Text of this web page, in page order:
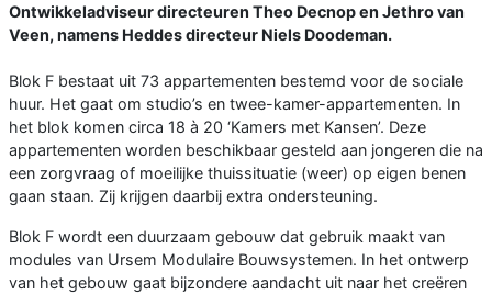
Ontwikkeladviseur directeuren Theo Decnop en Jethro van
Veen, namens Heddes directeur Niels Doodeman.
Blok F bestaat uit 73 appartementen bestemd voor de sociale
huur. Het gaat om studio’s en twee-kamer-appartementen. In
het blok komen circa 18 à 20 ‘Kamers met Kansen’. Deze
appartementen worden beschikbaar gesteld aan jongeren die na
een zorgvraag of moeilijke thuissituatie (weer) op eigen benen
gaan staan. Zij krijgen daarbij extra ondersteuning.
Blok F wordt een duurzaam gebouw dat gebruik maakt van
modules van Ursem Modulaire Bouwsystemen. In het ontwerp
van het gebouw gaat bijzondere aandacht uit naar het creëren